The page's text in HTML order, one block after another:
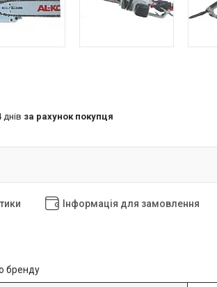
за рахунок покупця
Інформація для замовлення